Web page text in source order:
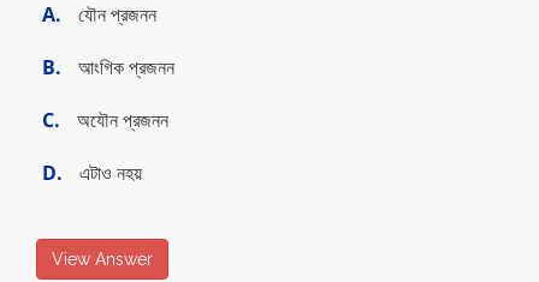
A.
যৌন প্রজনন
B.
আংগিক প্রজনন
C.
অযৌন প্রজনন
D.
এটাও নহয়
View Answer